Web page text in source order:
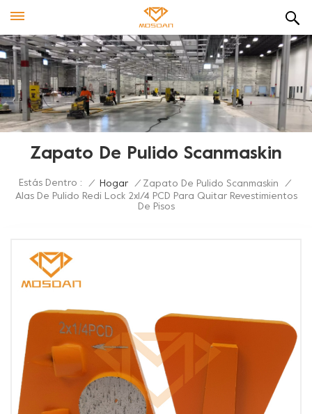
Zapato De Pulido Scanmaskin
Estás Dentro : / Hogar / Zapato De Pulido Scanmaskin
/
Alas De Pulido Redi Lock 2x1/4 PCD Para Quitar Revestimientos
De Pisos